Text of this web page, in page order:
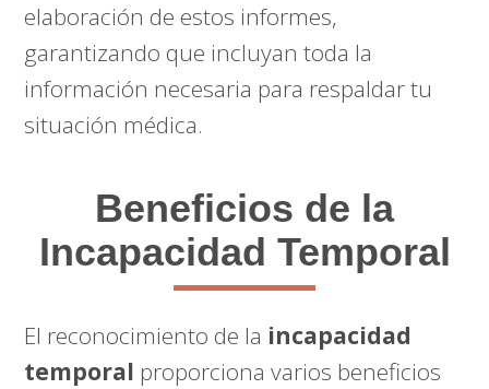
elaboración de estos informes,
garantizando que incluyan toda la
información necesaria para respaldar tu
situación médica.
Beneficios de la
Incapacidad Temporal
El reconocimiento de la incapacidad
temporal proporciona varios beneficios